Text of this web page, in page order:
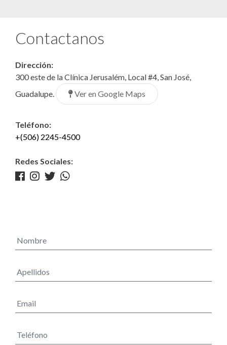
Contactanos
Dirección:
300 este de la Clínica Jerusalém, Local #4, San José,
Guadalupe.
Ver en Google Maps
Teléfono:
+(506) 2245-4500
Redes Sociales: